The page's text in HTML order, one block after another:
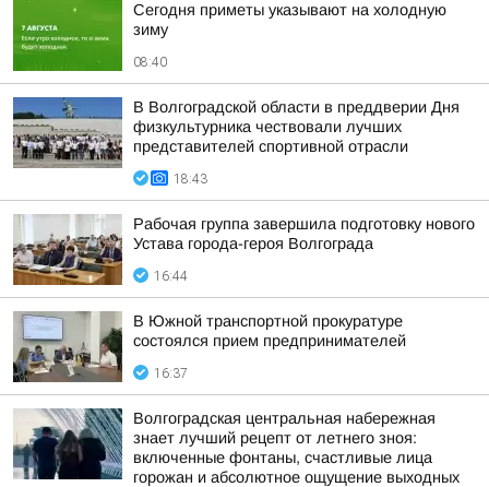
Сегодня приметы указывают на холодную
зиму
08:40
В Волгоградской области в преддверии Дня
физкультурника чествовали лучших
представителей спортивной отрасли
18:43
Рабочая группа завершила подготовку нового
Устава города-героя Волгограда
16:44
В Южной транспортной прокуратуре
состоялся прием предпринимателей
16:37
Волгоградская центральная набережная
знает лучший рецепт от летнего зноя:
включенные фонтаны, счастливые лица
горожан и абсолютное ощущение выходных